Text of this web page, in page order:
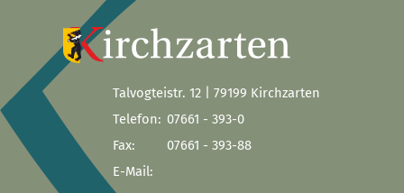
Talvogteistr. 12 | 79199 Kirchzarten
Telefon: 07661 - 393-0
Fax:
07661 - 393-88
E-Mail: